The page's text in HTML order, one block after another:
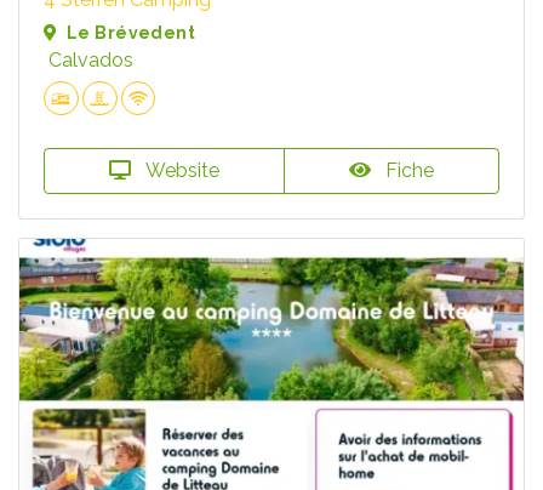
Le Brévedent
Calvados
Website Fiche